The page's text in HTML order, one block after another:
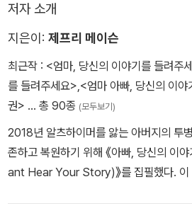
저자 소개
지은이: 제프리 메이슨
최근작 : <엄마, 당신의 이야기를 들려주
를 들려주세요>,<엄마 아빠, 당신의 이
권> … 총 90종 (모두보기)
2018년 알츠하이머를 앓는 아버지의 투
존하고 복원하기 위해 《아빠, 당신의 이
ant Hear Your Story)》를 집필했다. 이